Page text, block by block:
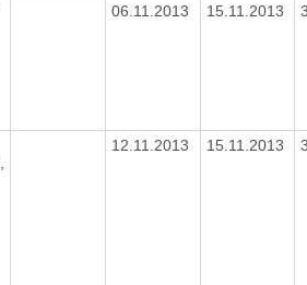
06.11.2013 15.11.2013
12.11.2013 15.11.2013